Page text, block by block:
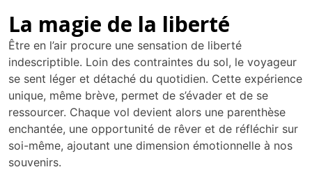
La magie de la liberté
Être en l’air procure une sensation de liberté
indescriptible. Loin des contraintes du sol, le voyageur
se sent léger et détaché du quotidien. Cette expérience
unique, même brève, permet de s’évader et de se
ressourcer. Chaque vol devient alors une parenthèse
enchantée, une opportunité de rêver et de réfléchir sur
soi-même, ajoutant une dimension émotionnelle à nos
souvenirs.